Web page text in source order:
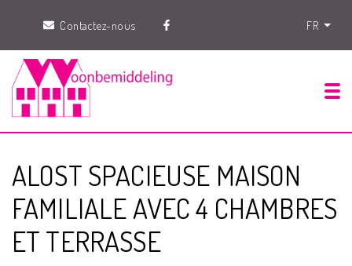
Contactez-nous FR
ALOST SPACIEUSE MAISON
FAMILIALE AVEC 4 CHAMBRES
ET TERRASSE